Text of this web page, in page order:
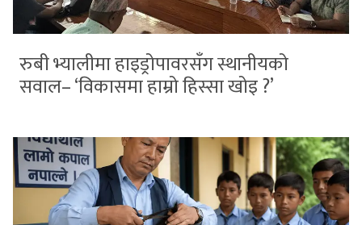
रुबी भ्यालीमा हाइड्रोपावरसँग स्थानीयको
सवाल– ‘विकासमा हाम्रो हिस्सा खोइ ?’